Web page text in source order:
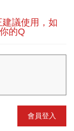
議使用，如
的Q
會員登入